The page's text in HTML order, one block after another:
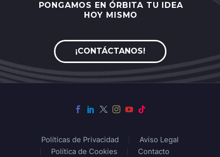
PONGAMOS EN ÓRBITA TU
IDEA
HOY MISMO
¡CONTÁCTANOS!
Políticas de Privacidad
Aviso Legal
Política de Cookies
Contacto